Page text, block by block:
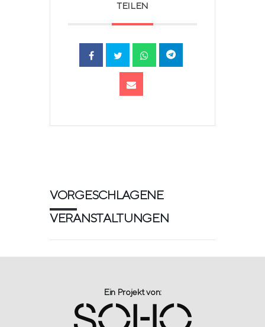
TEILEN
VORGESCHLAGENE
VERANSTALTUNGEN
Ein Projekt von:​